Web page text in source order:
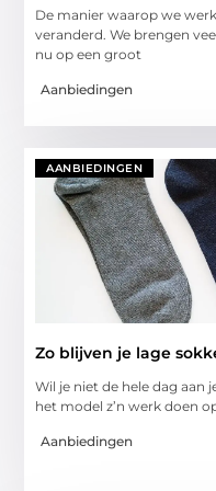
De manier waarop we
veranderd. We brengen
nu op een groot
Aanbiedingen
AANBIEDINGEN
Zo blijven je lage
Wil je niet de hele dag aan
het model z’n werk doen
Aanbiedingen